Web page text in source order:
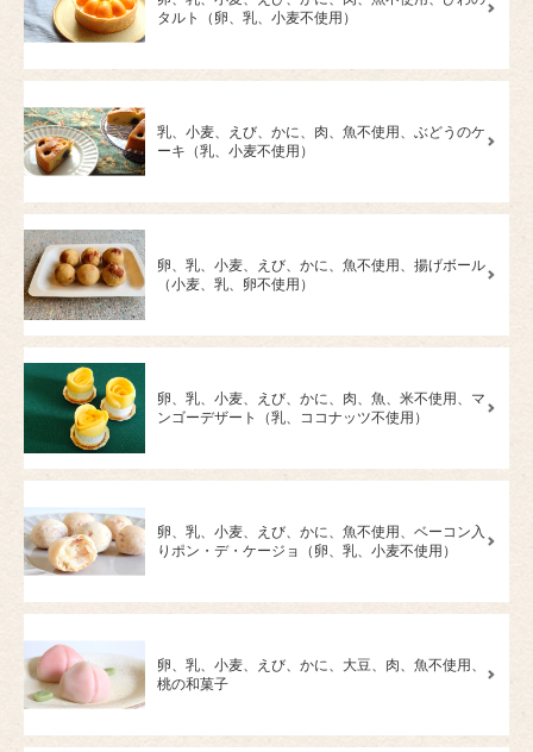
タルト（卵、乳、小麦不使用）
乳、小麦、えび、かに、肉、魚不使用、ぶどうのケ
ーキ（乳、小麦不使用）
卵、乳、小麦、えび、かに、魚不使用、揚げボール
（小麦、乳、卵不使用）
卵、乳、小麦、えび、かに、肉、魚、米不使用、マ
ンゴーデザート（乳、ココナッツ不使用）
卵、乳、小麦、えび、かに、魚不使用、ベーコン入
りポン・デ・ケージョ（卵、乳、小麦不使用）
卵、乳、小麦、えび、かに、大豆、肉、魚不使用、
桃の和菓子